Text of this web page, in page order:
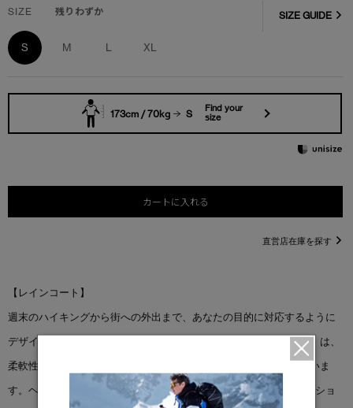
SIZE 残りわずか
S M L XL
SIZE GUIDE
173cm / 70kg S
Find your
size
カートに入れる
直営店在庫を探す
【レインコート】
週末のハイキングから街への外出まで、あなたの目的に対応するように
デザインされたテクニカルシェル。「ルパート レイン ジャケット」は、
柔軟性のあるスリムなシェルで、防水性100%の保護機能を備えていま
す。ヘルメットにも対応する調節可能なフード、脇下のベンチレーショ